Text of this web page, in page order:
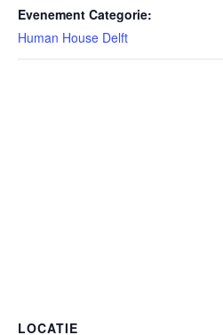
Evenement Categorie:
Human House Delft
LOCATIE